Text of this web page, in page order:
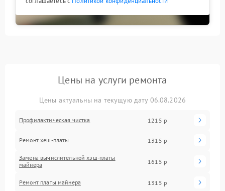
Цены на услуги ремонта
Цены актуальны на текущую дату 06.08.2026
Профилактическая чистка 1215 р
Ремонт хеш-платы 1315 р
Замена вычислительной хэш-платы
майнера
1615 р
Ремонт платы майнера 1315 р